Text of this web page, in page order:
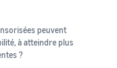
peuvent
à atteindre plus
?